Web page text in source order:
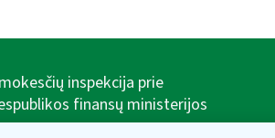
inspekcija prie
finansų ministerijos